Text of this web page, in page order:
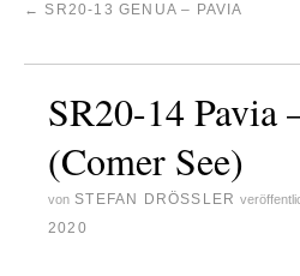
← SR20-13 GENUA – PAVIA
SR20-14 Pavia
(Comer See)
von STEFAN DRÖSSLER
2020